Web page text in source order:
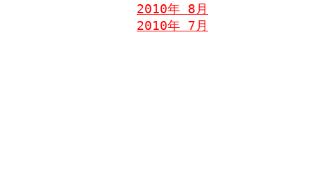
2010年 8月
2010年 7月